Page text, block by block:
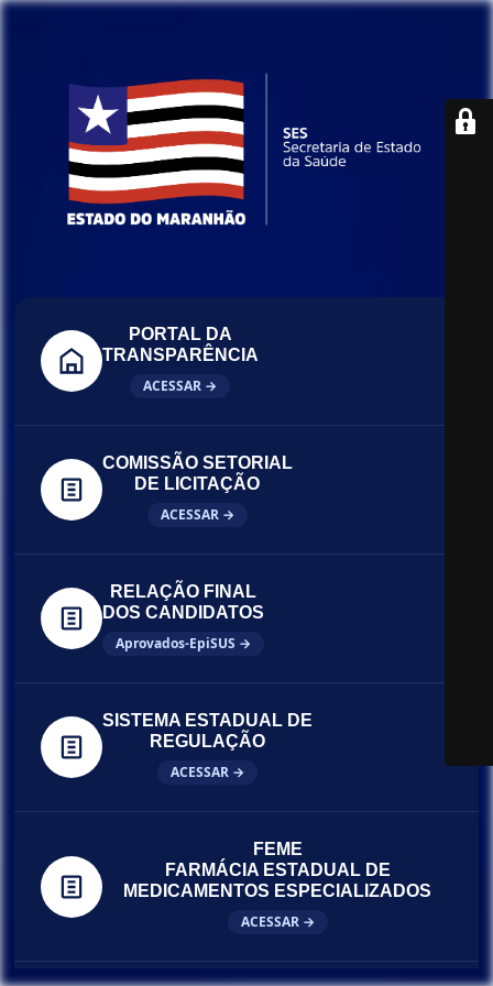
PORTAL DA
TRANSPARÊNCIA
ACESSAR →
COMISSÃO SETORIAL
DE LICITAÇÃO
ACESSAR →
RELAÇÃO FINAL
DOS CANDIDATOS
Aprovados-EpiSUS →
SISTEMA ESTADUAL DE
REGULAÇÃO
ACESSAR →
FEME
FARMÁCIA ESTADUAL DE
MEDICAMENTOS ESPECIALIZADOS
ACESSAR →